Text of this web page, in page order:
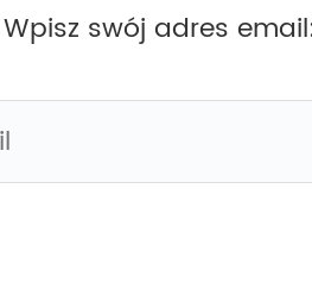
Wpisz swój adres